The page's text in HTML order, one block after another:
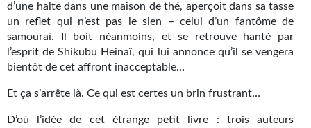
Yellow Submarine
NUMÉRIQUE
d’une halte dans une maison de thé, aperçoit dans sa tasse
un reflet qui n’est pas le sien – celui d’un fantôme de
samouraï. Il boit néanmoins, et se retrouve hanté par
l’esprit de Shikubu Heinaï, qui lui annonce qu’il se vengera
bientôt de cet affront inacceptable…
Et ça s’arrête là. Ce qui est certes un brin frustrant…
D’où l’idée de cet étrange petit livre : trois auteurs